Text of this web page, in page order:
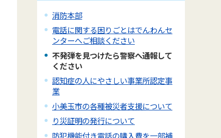
消防本部
電話に関する困りごとはでんわんセ
ンターへご相談ください
不発弾を見つけたら警察へ通報して
ください
認知症の人にやさしい事業所認定事
業
小美玉市の各種被災者支援について
り災証明の発行について
防犯機能付き電話の購入費を一部補